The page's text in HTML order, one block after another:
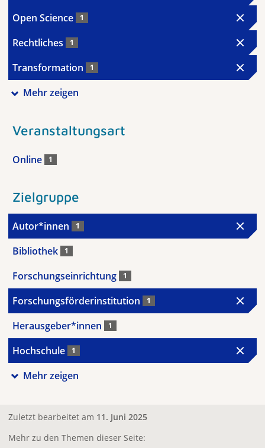
Open Science 1
Rechtliches 1
Transformation 1
Mehr zeigen
Veranstaltungsart
Online 1
Zielgruppe
Autor*innen 1
Bibliothek 1
Forschungseinrichtung 1
Forschungsförderinstitution 1
Herausgeber*innen 1
Hochschule 1
Mehr zeigen
Zuletzt bearbeitet am 11. Juni 2025
Mehr zu den Themen dieser Seite: